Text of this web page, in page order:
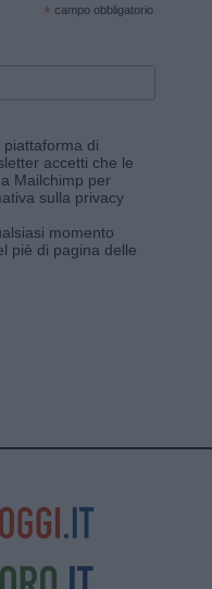
* campo obbligatorio
di
accetti che le
Mailchimp per
sulla privacy
momento
piè di pagina delle